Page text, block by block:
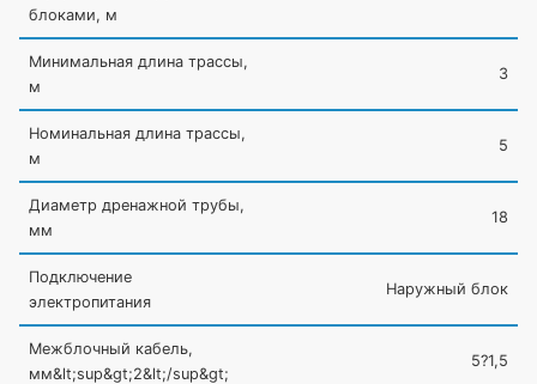
блоками, м
Минимальная длина трассы,
м
3
Номинальная длина трассы,
м
5
Диаметр дренажной трубы,
мм
18
Подключение
электропитания
Наружный блок
Межблочный кабель,
мм&lt;sup&gt;2&lt;/sup&gt;
5?1,5